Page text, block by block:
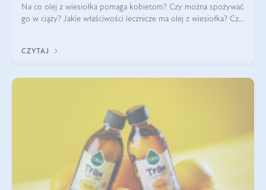
Na co olej z wiesiołka pomaga kobietom? Czy można spożywać
go w ciąży? Jakie właściwości lecznicze ma olej z wiesiołka? Czy
CZYTAJ